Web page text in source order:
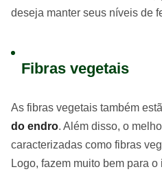
deseja manter seus níveis de
Fibras vegetais
As fibras vegetais também
do endro. Além disso, o
caracterizadas como fibras
Logo, fazem muito bem para